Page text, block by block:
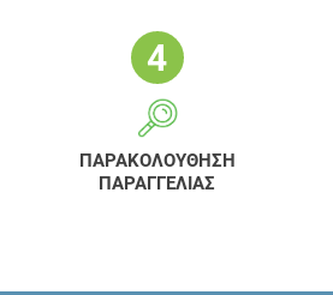
ΠΑΡΑΚΟΛΟΥΘΗΣΗ
ΠΑΡΑΓΓΕΛΙΑΣ